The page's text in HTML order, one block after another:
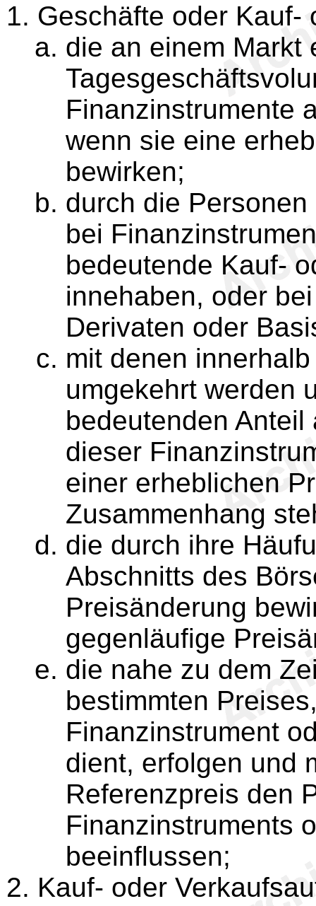
Geschäfte oder Kauf-
die an einem Markt
Finanzinstrumente
wenn sie eine
bewirken;
durch die
bei
bedeutende Kauf-
innehaben, oder
Derivaten oder
mit denen
umgekehrt werden
bedeutenden
dieser
einer erheblichen
Zusammenhang
die durch ihre
Abschnitts des
Preisänderung
gegenläufige
die nahe zu dem
bestimmten
Finanzinstrument
dient, erfolgen und
Referenzpreis den
Finanzinstruments
beeinflussen;
Kauf- oder